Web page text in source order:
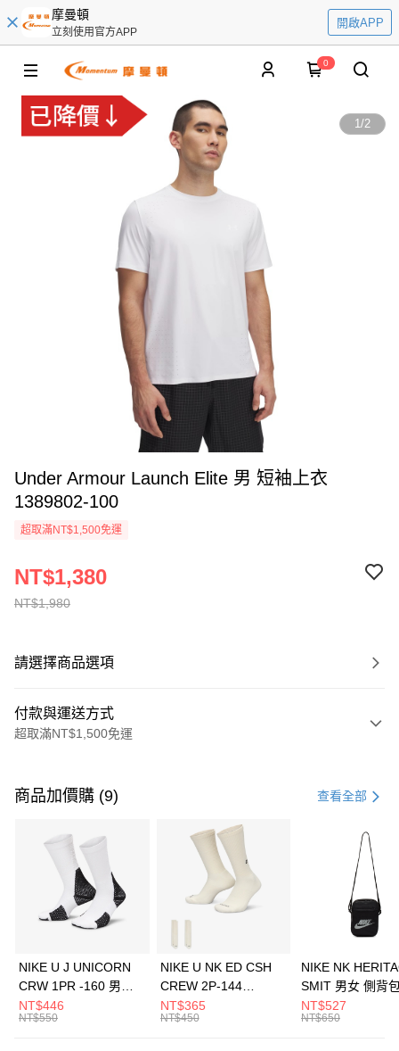
摩曼頓
立刻使用官方APP
開啟APP
0
1/2
Under Armour Launch Elite 男 短袖上衣
1389802-100
超取滿NT$1,500免運
NT$1,980
NT$1,380
請選擇商品選項
付款與運送方式
超取滿NT$1,500免運
信用卡一次付款
3 期 0 利率 每期 21家銀行
合作金庫商業銀行
第一商業銀行
華南商業銀行
彰化商業銀行
上海商業儲蓄銀行
元大商業銀行
Apple Pay
全盈+PAY
AFTEE先享後付
商品加價購 (9) 查看全部
NIKE U J UNICORN
CRW 1PR -160 男女
中統襪 FZ3393100
NT$446
NT$550
NIKE U NK ED CSH
CREW 2P-144
EMBRDY 男女 短統襪
FZ3073133
NT$365
NT$450
NIKE NK
SMIT 男女 側背
BA5871010
NT$527
NT$650